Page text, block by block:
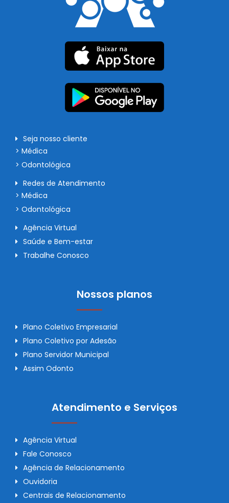
Seja nosso cliente
> Médica
> Odontológica
Redes de Atendimento
> Médica
> Odontológica
Agência Virtual
Saúde e Bem-estar
Trabalhe Conosco
Nossos planos
Plano Coletivo Empresarial
Plano Coletivo por Adesão
Plano Servidor Municipal
Assim Odonto
Atendimento e Serviços
Agência Virtual
Fale Conosco
Agência de Relacionamento
Ouvidoria
Centrais de Relacionamento